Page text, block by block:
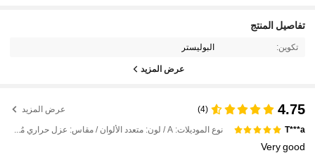
تفاصيل المنتج
تكوين: البوليستر
عرض المزيد
4.75
(4) عرض المزيد
T***a
Verygood